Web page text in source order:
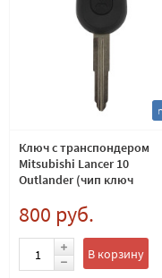
Ключ с транспондером
Mitsubishi Lancer 10
Outlander (чип ключ
800 руб.
В корзину